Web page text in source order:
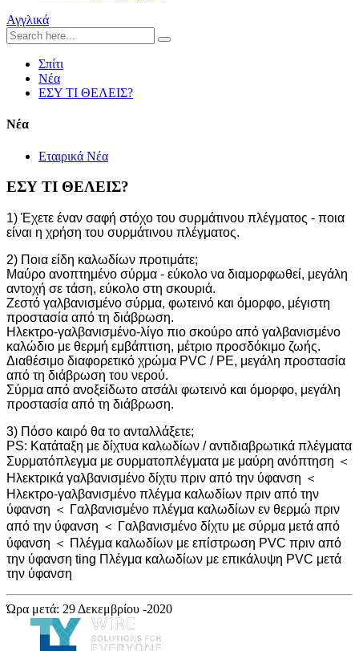
Αγγλικά
Σπίτι
Νέα
ΕΣΥ ΤΙ ΘΕΛΕΙΣ?
Νέα
Εταιρικά Νέα
ΕΣΥ ΤΙ ΘΕΛΕΙΣ?
1) Έχετε έναν σαφή στόχο του συρμάτινου πλέγματος - ποια
είναι η χρήση του συρμάτινου πλέγματος.
2) Ποια είδη καλωδίων προτιμάτε;
Μαύρο ανοπτημένο σύρμα - εύκολο να διαμορφωθεί, μεγάλη
αντοχή σε τάση, εύκολο στη σκουριά.
Ζεστό γαλβανισμένο σύρμα, φωτεινό και όμορφο, μέγιστη
προστασία από τη διάβρωση.
Ηλεκτρο-γαλβανισμένο-λίγο πιο σκούρο από γαλβανισμένο
καλώδιο με θερμή εμβάπτιση, μέτριο προσδόκιμο ζωής.
Διαθέσιμο διαφορετικό χρώμα PVC / PE, μεγάλη προστασία
από τη διάβρωση του νερού.
Σύρμα από ανοξείδωτο ατσάλι φωτεινό και όμορφο, μεγάλη
προστασία από τη διάβρωση.
3) Πόσο καιρό θα το ανταλλάξετε;
PS: Κατάταξη με δίχτυα καλωδίων / αντιδιαβρωτικά πλέγματα
Συρματόπλεγμα με συρματοπλέγματα με μαύρη ανόπτηση ＜
Ηλεκτρικά γαλβανισμένο δίχτυ πριν από την ύφανση ＜
Ηλεκτρο-γαλβανισμένο πλέγμα καλωδίων πριν από την
ύφανση ＜ Γαλβανισμένο πλέγμα καλωδίων εν θερμώ πριν
από την ύφανση ＜ Γαλβανισμένο δίχτυ με σύρμα μετά από
ύφανση ＜ Πλέγμα καλωδίων με επίστρωση PVC πριν από
την ύφανση ting Πλέγμα καλωδίων με επικάλυψη PVC μετά
την ύφανση
Ώρα μετά: 29 Δεκεμβρίου -2020